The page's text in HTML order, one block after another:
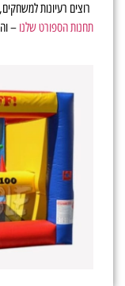
רוצים רעיונות
תחנות הספורט שלנו –